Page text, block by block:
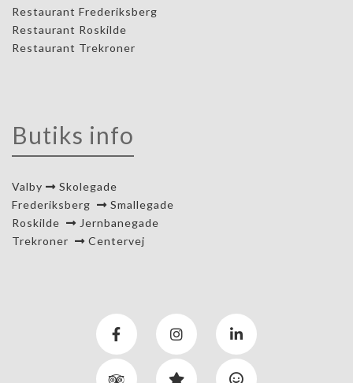
Restaurant Frederiksberg
Restaurant Roskilde
Restaurant Trekroner
Butiks info
Valby
Skolegade
Frederiksberg
Smallegade
Roskilde
Jernbanegade
Trekroner
Centervej